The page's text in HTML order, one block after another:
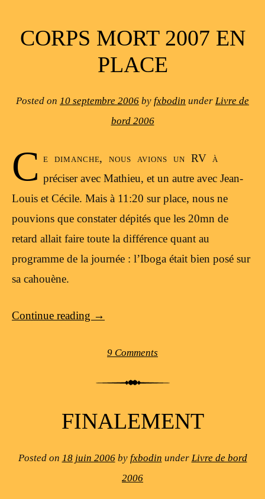
CORPS MORT 2007 EN
PLACE
Posted on 10 septembre 2006 by fxbodin under Livre de
bord 2006
C e dimanche, nous avions un RV à
préciser avec Mathieu, et un autre avec Jean-
Louis et Cécile. Mais à 11:20 sur place, nous ne
pouvions que constater dépités que les 20mn de
retard allait faire toute la différence quant au
programme de la journée : l’Iboga était bien posé sur
sa cahouène.
Continue reading →
9 Comments
FINALEMENT
Posted on 18 juin 2006by fxbodin under Livre de bord
2006